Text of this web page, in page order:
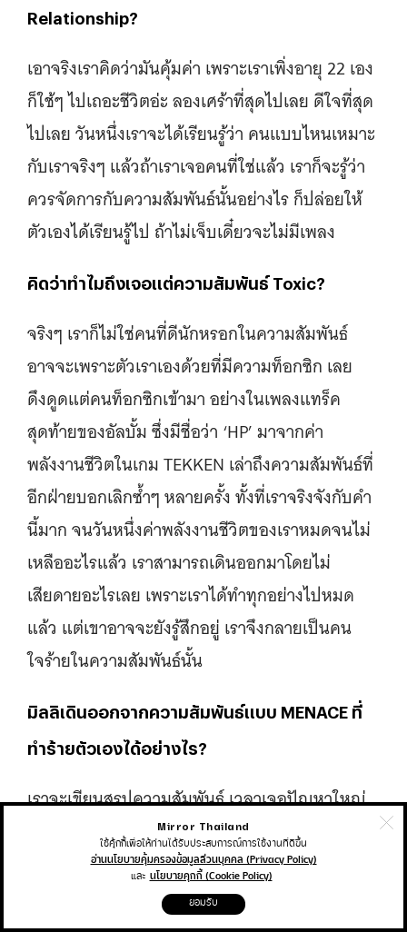
Relationship?
เอาจริงเราคิดว่ามันคุ้มค่า เพราะเราเพิ่งอายุ 22 เอง
ก็ใช้ๆ ไปเถอะชีวิตอ่ะ ลองเศร้าที่สุดไปเลย ดีใจที่สุด
ไปเลย วันหนึ่งเราจะได้เรียนรู้ว่า คนแบบไหนเหมาะ
กับเราจริงๆ แล้วถ้าเราเจอคนที่ใช่แล้ว เราก็จะรู้ว่า
ควรจัดการกับความสัมพันธ์นั้นอย่างไร ก็ปล่อยให้
ตัวเองได้เรียนรู้ไป ถ้าไม่เจ็บเดี๋ยวจะไม่มีเพลง
คิดว่าทำไมถึงเจอแต่ความสัมพันธ์ Toxic?
จริงๆ เราก็ไม่ใช่คนที่ดีนักหรอกในความสัมพันธ์
อาจจะเพราะตัวเราเองด้วยที่มีความท็อกซิก เลย
ดึงดูดแต่คนท็อกซิกเข้ามา อย่างในเพลงแทร็ค
สุดท้ายของอัลบั้ม ซึ่งมีชื่อว่า ‘HP’ มาจากค่า
พลังงานชีวิตในเกม TEKKEN เล่าถึงความสัมพันธ์ที่
อีกฝ่ายบอกเลิกซ้ำๆ หลายครั้ง ทั้งที่เราจริงจังกับคำ
นี้มาก จนวันหนึ่งค่าพลังงานชีวิตของเราหมดจนไม่
เหลืออะไรแล้ว เราสามารถเดินออกมาโดยไม่
เสียดายอะไรเลย เพราะเราได้ทําทุกอย่างไปหมด
แล้ว แต่เขาอาจจะยังรู้สึกอยู่ เราจึงกลายเป็นคน
ใจร้ายในความสัมพันธ์นั้น
มิลลิเดินออกจากความสัมพันธ์แบบ MENACE ที่
ทำร้ายตัวเองได้อย่างไร?
เราจะเขียนสรุปความสัมพันธ์ เวลาเจอปัญหาใหญ่
หรือกำลังจะจบความสัมพันธ์นั้น เพื่อบันทึกว่าเรา
รู้สึกยังไง เจออะไรมาบ้าง ซึ่งการเขียนไดอารีช่วยให้
ความรู้สึกความคิดข้างในตัวเราได้จัดระบบมากขึ้น
Mirror Thailand
ใช้คุ้กกี้เพื่อให้ท่านได้รับประสบการณ์การใช้งานที่ดีขึ้น
อ่านนโยบายคุ้มครองข้อมูลส่วนบุคคล (Privacy Policy)
และ นโยบายคุกกี้ (Cookie Policy)
ยอมรับ